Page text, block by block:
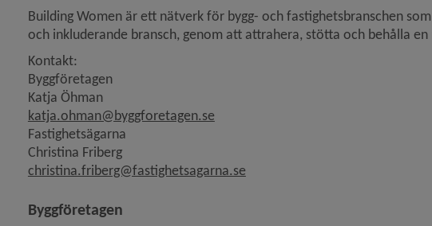
Building Women är ett nätverk för bygg- och fastighetsbranschen
och inkluderande bransch, genom att attrahera, stötta och behålla en
Kontakt:
Byggföretagen
Katja Öhman
katja.ohman@byggforetagen.se
Fastighetsägarna
Christina Friberg
christina.friberg@fastighetsagarna.se
Byggföretagen